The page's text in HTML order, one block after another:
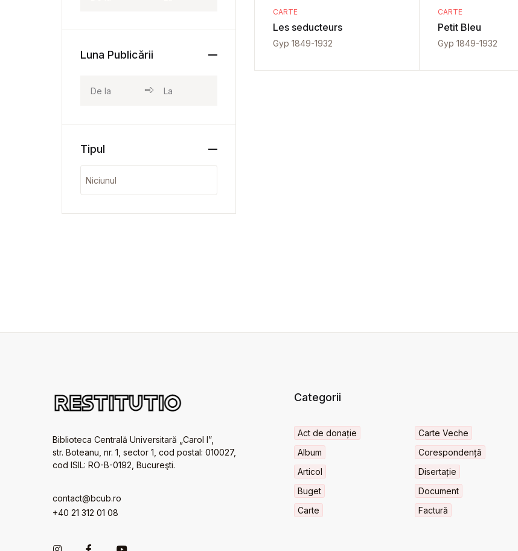
CARTE
Les seducteurs
Gyp 1849-1932
CARTE
Petit Bleu
Gyp 1849-1932
Luna Publicării
Tipul
Biblioteca Centrală Universitară „Carol I”,
str. Boteanu, nr. 1, sector 1, cod postal: 010027,
cod ISIL: RO-B-0192, Bucureşti.
contact@bcub.ro
+40 21 312 01 08
Categorii
Act de donație
Album
Articol
Buget
Carte
Carte Veche
Corespondență
Disertație
Document
Factură